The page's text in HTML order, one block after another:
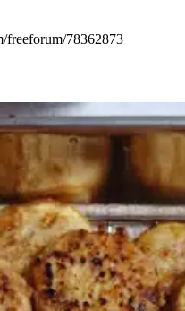
freeforum/78362873